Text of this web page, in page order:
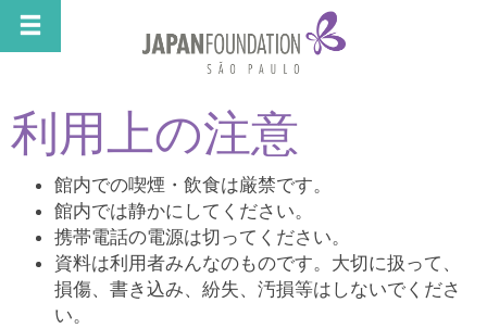
利用上の注意
館内での喫煙・飲食は厳禁です。
館内では静かにしてください。
携帯電話の電源は切ってください。
資料は利用者みんなのものです。大切に扱って、
損傷、書き込み、紛失、汚損等はしないでくださ
い。